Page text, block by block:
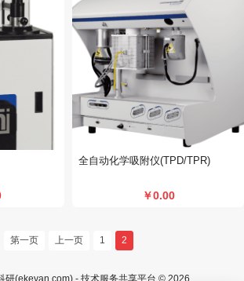
全自动化学吸附仪(TPD/TPR)
￥0.00
第一页 上一页 1 2
研(ekeyan.com) - 技术服务共享平台 © 2026